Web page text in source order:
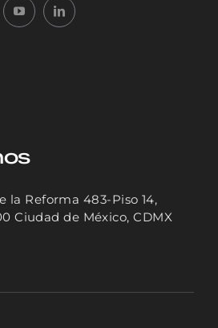
la Reforma 483-Piso 14,
Ciudad de México, CDMX